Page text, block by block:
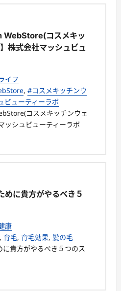
WebStore(コスメキッ
株式会社マッシュビュ
イフ
, #コスメキッチンウ
ビューティーラボ
コスメキッチンウェ
ッシュビューティーラボ
めに貴方がやるべき５
康
, 育毛, 育毛効果, 髪の毛
貴方がやるべき５つのス